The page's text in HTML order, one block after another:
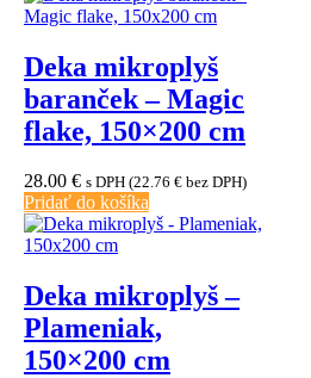
Deka mikroplyš
baranček – Magic
flake, 150×200 cm
28.00 € s DPH (22.76 € bez DPH)
Pridať do košíka
Deka mikroplyš –
Plameniak,
150×200 cm